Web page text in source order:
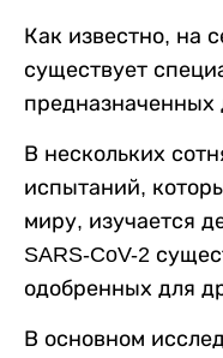
Как известно, на
существует
предназначенных
В нескольких
испытаний,
миру, изучается
SARS-CoV-2
одобренных для
В основном